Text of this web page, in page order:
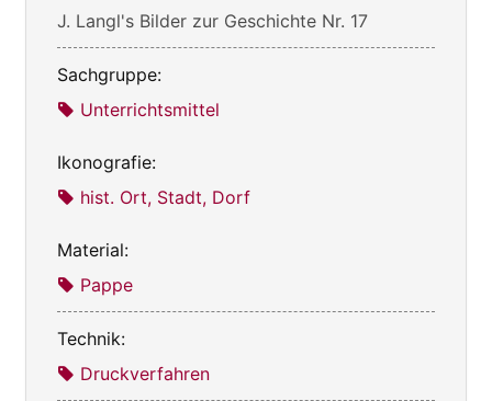
J. Langl's Bilder zur Geschichte Nr. 17
Sachgruppe:
Unterrichtsmittel
Ikonografie:
hist. Ort, Stadt, Dorf
Material:
Pappe
Technik:
Druckverfahren